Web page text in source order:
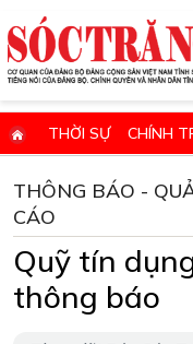
THỜI SỰ CHÍNH
GIÁO
QUỐC PHÒNG - AN NINH
VĂN HÓA - THỂ THAO -
ĐIỂM BÁO - TIN VẮN ĐỊA
THÔNG BÁO -
CÁO
Quỹ tín
thông báo